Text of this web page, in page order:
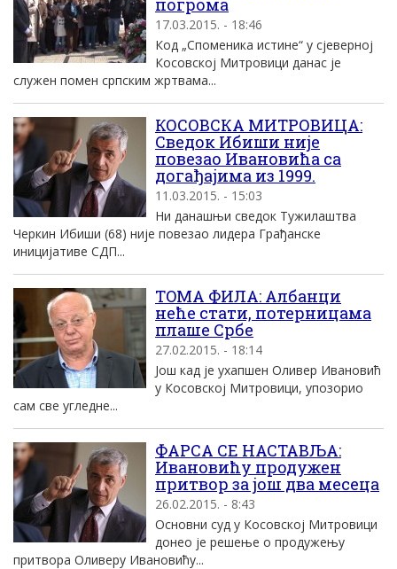
погрома
17.03.2015. - 18:46
Код „Споменика истине“ у сјеверној
Косовској Митровици данас је
служен помен српским жртвама...
КОСОВСКА МИТРОВИЦА:
Сведок Ибиши није
повезао Ивановића са
догађајима из 1999.
11.03.2015. - 15:03
Ни данашњи сведок Тужилаштва
Черкин Ибиши (68) није повезао лидера Грађанске
иницијативе СДП...
ТOMA ФИЛА: Албанци
неће стати, потерницама
плаше Србе
27.02.2015. - 18:14
Још кад је ухапшен Оливер Ивановић
у Косовској Митровици, упозорио
сам све угледне...
ФАРСА СЕ НАСТАВЉА:
Ивановићу продужен
притвор за још два месеца
26.02.2015. - 8:43
Основни суд у Косовској Митровици
донео је решење о продужењу
притвора Оливеру Ивановићу...